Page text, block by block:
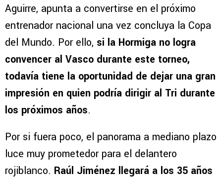
Aguirre, apunta a convertirse en el próximo
entrenador nacional una vez concluya la Copa
del Mundo. Por ello, si la Hormiga no logra
convencer al Vasco durante este torneo,
todavía tiene la oportunidad de dejar una gran
impresión en quien podría dirigir al Tri durante
los próximos años.
Por si fuera poco, el panorama a mediano plazo
luce muy prometedor para el delantero
rojiblanco. Raúl Jiménez llegará a los 35 años